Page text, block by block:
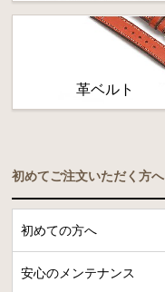
革ベルト
初めてご注文いただく方へ
初めての方へ
安心のメンテナンス